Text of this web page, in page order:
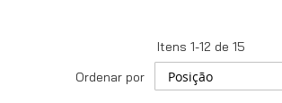
Itens 1-12 de 15
Ordenar por